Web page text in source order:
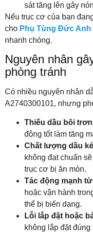
sát tăng lên gây
Nếu trục cơ của bạn
cho Phụ Tùng Đức Anh
nhanh chóng.
Nguyên nhân
phòng tránh
Có nhiều nguyên nhân
A2740300101, nhưng
Thiếu dầu bôi
động tốt làm tăng
Chất lượng dầu
không đạt chuẩn
trục cơ bị ăn mòn.
Tác động mạnh
hoặc vận hành
thể bị biến dạng.
Lỗi lắp đặt hoặc
không lắp đặt